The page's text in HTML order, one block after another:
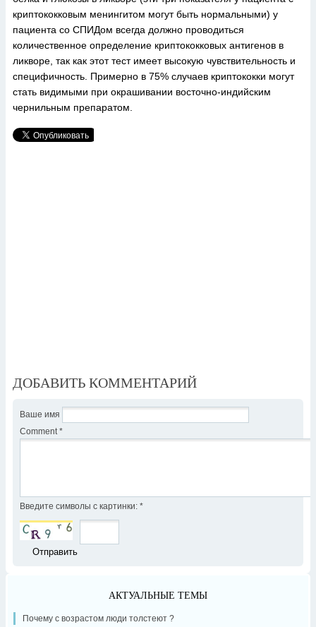
криптококковым менингитом могут быть нормальными) у
пациента со СПИДом всегда должно проводиться
количественное определение криптококковых антигенов в
ликворе, так как этот тест имеет высокую чувствительность и
специфичность. Примерно в 75% случаев криптококки могут
стать видимыми при окрашивании восточно-индийским
чернильным препаратом.
ДОБАВИТЬ КОММЕНТАРИЙ
Ваше имя
Comment *
Введите символы с картинки: *
АКТУАЛЬНЫЕ ТЕМЫ
Почему с возрастом люди толстеют ?